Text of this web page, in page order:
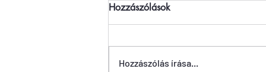
Hozzászólások
Hozzászólás írása...